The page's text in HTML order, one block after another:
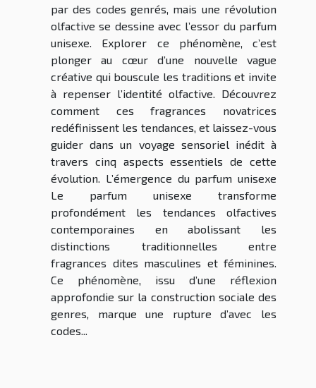
par des codes genrés, mais une révolution
olfactive se dessine avec l’essor du parfum
unisexe. Explorer ce phénomène, c’est
plonger au cœur d’une nouvelle vague
créative qui bouscule les traditions et invite
à repenser l’identité olfactive. Découvrez
comment ces fragrances novatrices
redéfinissent les tendances, et laissez-vous
guider dans un voyage sensoriel inédit à
travers cinq aspects essentiels de cette
évolution. L’émergence du parfum unisexe
Le parfum unisexe transforme
profondément les tendances olfactives
contemporaines en abolissant les
distinctions traditionnelles entre
fragrances dites masculines et féminines.
Ce phénomène, issu d’une réflexion
approfondie sur la construction sociale des
genres, marque une rupture d’avec les
codes...